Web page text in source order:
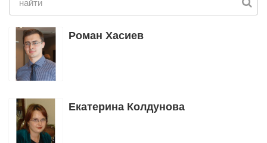
Роман Хасиев
Екатерина Колдунова